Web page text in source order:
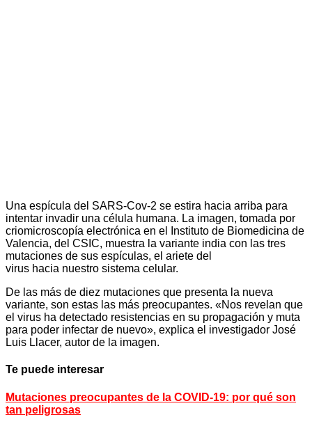
Una espícula del SARS-Cov-2 se estira hacia arriba para
intentar invadir una célula humana. La imagen, tomada por
criomicroscopía electrónica en el Instituto de Biomedicina de
Valencia, del CSIC, muestra la variante india con las tres
mutaciones de sus espículas, el ariete del
virus hacia nuestro sistema celular.
De las más de diez mutaciones que presenta la nueva
variante, son estas las más preocupantes. «Nos revelan que
el virus ha detectado resistencias en su propagación y muta
para poder infectar de nuevo», explica el investigador José
Luis Llacer, autor de la imagen.
Te puede interesar
Mutaciones preocupantes de la COVID-19: por qué son
tan peligrosas